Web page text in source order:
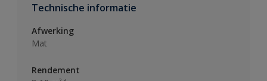
Technische informatie
Afwerking
Mat
Rendement